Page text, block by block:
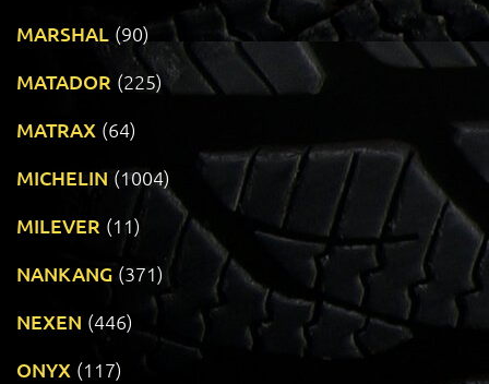
MARSHAL (90)
MATADOR (225)
MATRAX (64)
MICHELIN (1004)
MILEVER (11)
NANKANG (371)
NEXEN (446)
ONYX (117)